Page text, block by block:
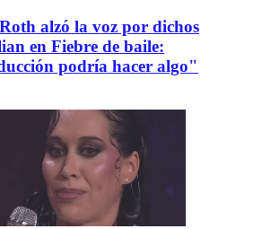
alzó la voz por dichos
en Fiebre de baile:
podría hacer algo"